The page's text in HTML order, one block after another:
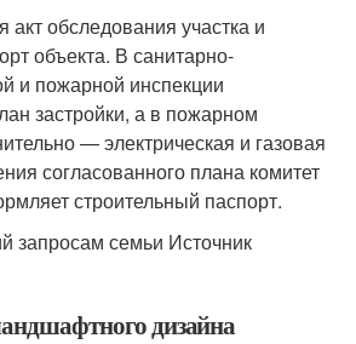
обследования участка и
объекта. В санитарно-
и пожарной инспекции
застройки, а в пожарном
— электрическая и газовая
согласованного плана комитет
строительный паспорт.
запросам семьи Источник
дизайна